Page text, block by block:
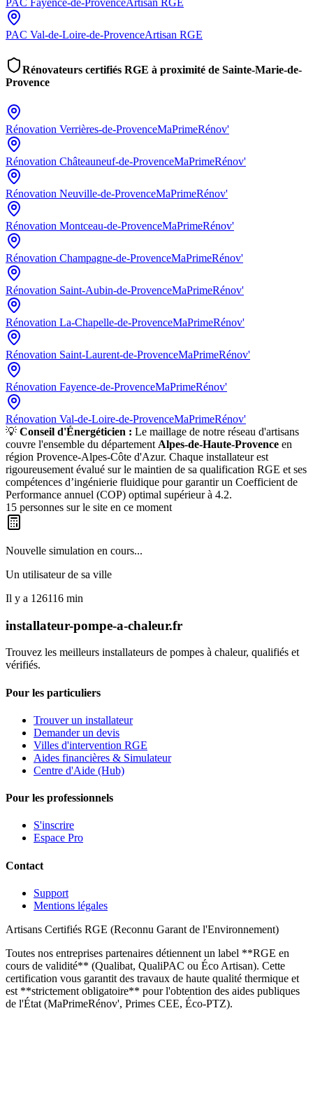
PAC Fayence-de-ProvenceArtisan RGE
PAC Val-de-Loire-de-ProvenceArtisan RGE
Rénovateurs certifiés RGE à proximité de Sainte-Marie-de-
Provence
Rénovation Verrières-de-ProvenceMaPrimeRénov'
Rénovation Châteauneuf-de-ProvenceMaPrimeRénov'
Rénovation Neuville-de-ProvenceMaPrimeRénov'
Rénovation Montceau-de-ProvenceMaPrimeRénov'
Rénovation Champagne-de-ProvenceMaPrimeRénov'
Rénovation Saint-Aubin-de-ProvenceMaPrimeRénov'
Rénovation La-Chapelle-de-ProvenceMaPrimeRénov'
Rénovation Saint-Laurent-de-ProvenceMaPrimeRénov'
Rénovation Fayence-de-ProvenceMaPrimeRénov'
Rénovation Val-de-Loire-de-ProvenceMaPrimeRénov'
💡 Conseil d'Énergéticien : Le maillage de notre réseau d'artisans
couvre l'ensemble du département Alpes-de-Haute-Provence en
région Provence-Alpes-Côte d'Azur. Chaque installateur est
rigoureusement évalué sur le maintien de sa qualification RGE et ses
compétences d’ingénierie fluidique pour garantir un Coefficient de
Performance annuel (COP) optimal supérieur à 4.2.
15 personnes sur le site en ce moment
Nouvelle simulation en cours...
Un utilisateur de sa ville
Il y a 126116 min
installateur-pompe-a-chaleur.fr
Trouvez les meilleurs installateurs de pompes à chaleur, qualifiés et
vérifiés.
Pour les particuliers
Trouver un installateur
Demander un devis
Villes d'intervention RGE
Aides financières & Simulateur
Centre d'Aide (Hub)
Pour les professionnels
S'inscrire
Espace Pro
Contact
Support
Mentions légales
Artisans Certifiés RGE (Reconnu Garant de l'Environnement)
Toutes nos entreprises partenaires détiennent un label **RGE en
cours de validité** (Qualibat, QualiPAC ou Éco Artisan). Cette
certification vous garantit des travaux de haute qualité thermique et
est **strictement obligatoire** pour l'obtention des aides publiques
de l'État (MaPrimeRénov', Primes CEE, Éco-PTZ).